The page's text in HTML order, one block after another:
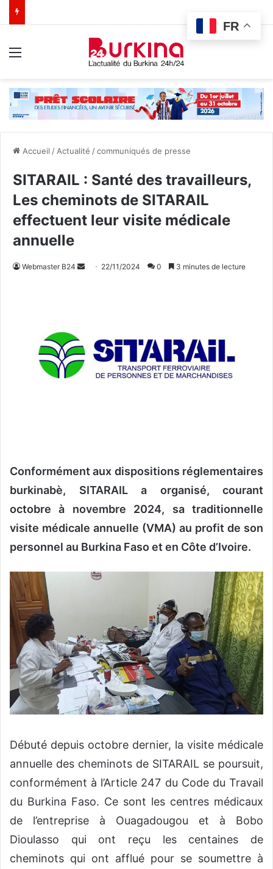
Accueil / Actualité /communiqués de presse
SITARAIL : Santé des travailleurs,
Les cheminots de SITARAIL
effectuent leur visite médicale
annuelle
Webmaster B24
r
i
e
22/11/2024 0 3 minutes de lecture
Conformément aux dispositions réglementaires
burkinabè, SITARAIL a organisé, courant
octobre à novembre 2024, sa traditionnelle
visite médicale annuelle (VMA) au profit de son
personnel au Burkina Faso et en Côte d’Ivoire.
Débuté depuis octobre dernier, la visite médicale
annuelle des cheminots de SITARAIL se poursuit,
conformément à l’Article 247 du Code du Travail
du Burkina Faso. Ce sont les centres médicaux
de l’entreprise à Ouagadougou et à Bobo
Dioulasso qui ont reçu les centaines de
cheminots qui ont afflué pour se soumettre à
FR